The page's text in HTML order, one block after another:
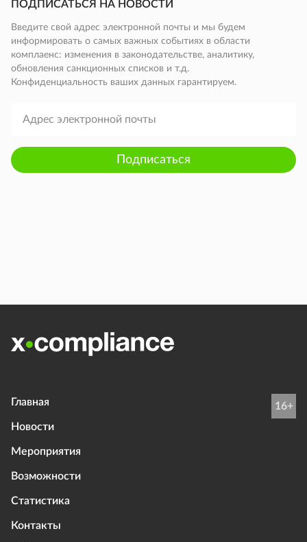
ПОДПИСАТЬСЯ НА НОВОСТИ
Введите свой адрес электронной почты и мы будем
информировать о самых важных событиях в области
комплаенс: изменения в законодательстве, аналитику,
обновления санкционных списков и т.д.
Конфиденциальность ваших данных гарантируем.
Подписаться
Главная
Новости
Мероприятия
Возможности
Статистика
Контакты
16+